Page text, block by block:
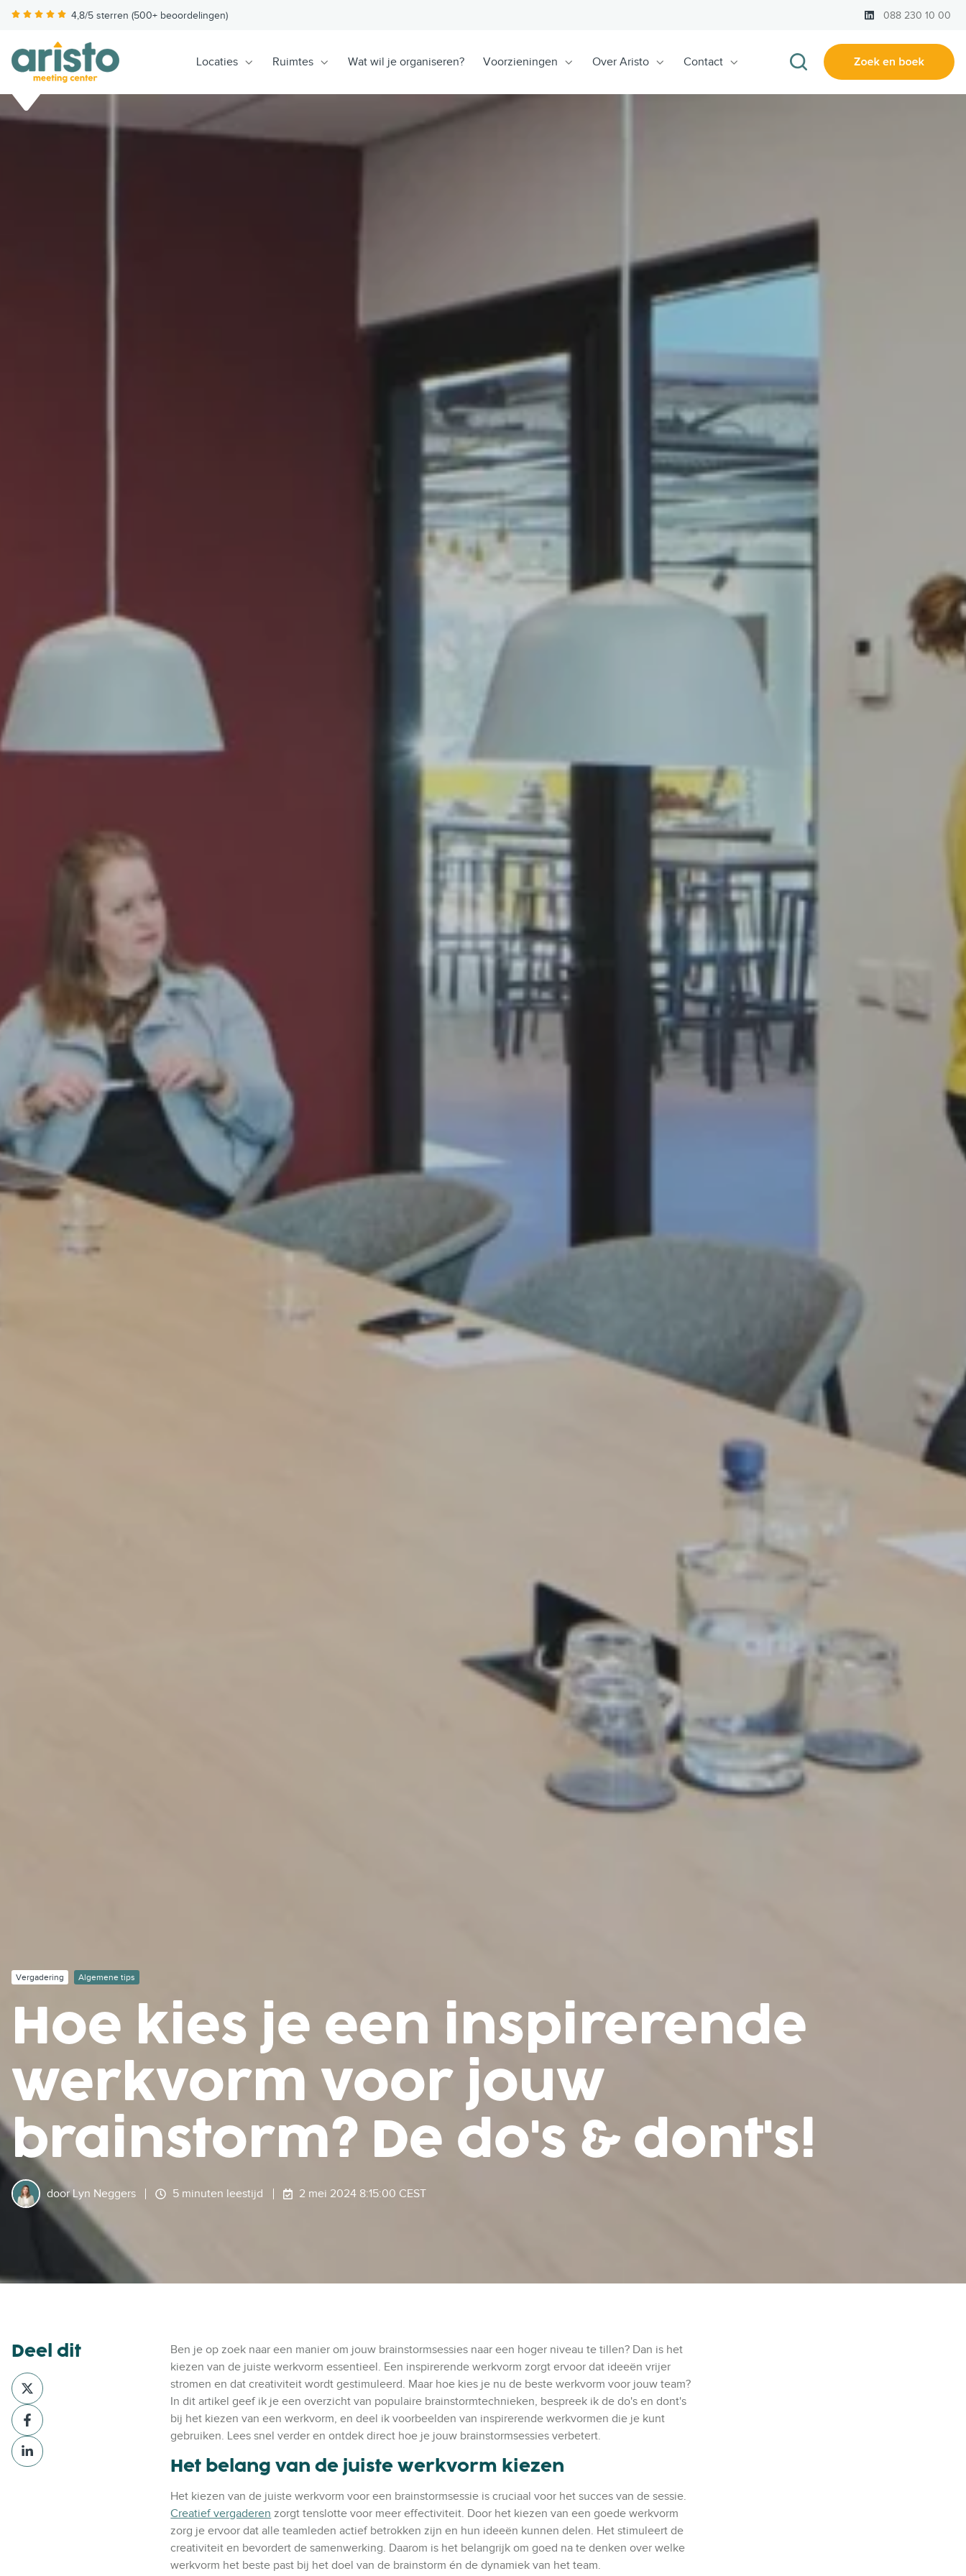
4,8/5 sterren (500+ beoordelingen) LinkedIn 088 230 10 00
Locaties Ruimtes Wat wil je organiseren? Voorzieningen Over Aristo Contact
Vergadering Algemene tips
Hoe kies je een inspirerende
werkvorm voor jouw
brainstorm? De do's & dont's!
doorLyn Neggers 5 minuten leestijd 2 mei 2024 8:15:00 CEST
Ben je op zoek naar een manier om jouw brainstormsessies naar een hoger niveau te tillen? Dan is het
kiezen van de juiste werkvorm essentieel. Een inspirerende werkvorm zorgt ervoor dat ideeën vrijer
stromen en dat creativiteit wordt gestimuleerd. Maar hoe kies je nu de beste werkvorm voor jouw team?
In dit artikel geef ik je een overzicht van populaire brainstormtechnieken, bespreek ik de do's en dont's
bij het kiezen van een werkvorm, en deel ik voorbeelden van inspirerende werkvormen die je kunt
gebruiken. Lees snel verder en ontdek direct hoe je jouw brainstormsessies verbetert.
Het belang van de juiste werkvorm kiezen
Het kiezen van de juiste werkvorm voor een brainstormsessie is cruciaal voor het succes van de sessie.
Creatief vergaderen zorgt tenslotte voor meer effectiviteit. Door het kiezen van een goede werkvorm
zorg je ervoor dat alle teamleden actief betrokken zijn en hun ideeën kunnen delen. Het stimuleert de
creativiteit en bevordert de samenwerking. Daarom is het belangrijk om goed na te denken over welke
werkvorm het beste past bij het doel van de brainstorm én de dynamiek van het team.
Deel dit
D
e
e
l
v
D
e
e
l
D
e